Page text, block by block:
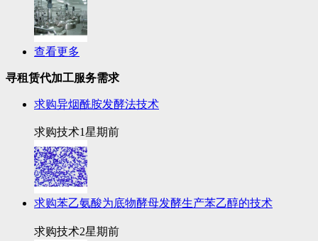
查看更多
寻租赁代加工服务需求
求购异烟酰胺发酵法技术
求购技术1星期前
求购苯乙氨酸为底物酵母发酵生产苯乙醇的技术
求购技术2星期前